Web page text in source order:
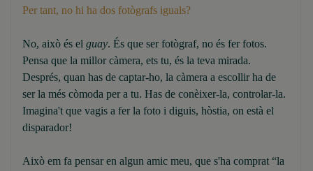
Per tant, no hi ha dos fotògrafs iguals?
No, això és el guay. És que ser fotògraf, no és fer fotos.
Pensa que la millor càmera, ets tu, és la teva mirada.
Després, quan has de captar-ho, la càmera a escollir ha de
ser la més còmoda per a tu. Has de conèixer-la, controlar-la.
Imagina't que vagis a fer la foto i diguis, hòstia, on està el
disparador!
Això em fa pensar en algun amic meu, que s'ha comprat “la